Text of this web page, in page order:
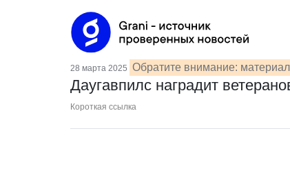
28 марта 2025 Обратите внимание:
Даугавпилс наградит
Короткая ссылка